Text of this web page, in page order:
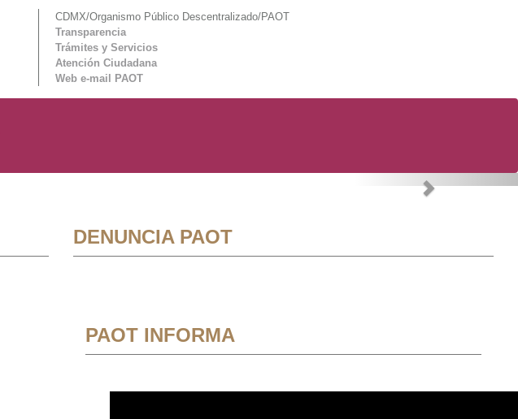
CDMX/Organismo Público Descentralizado/PAOT
Transparencia
Trámites y Servicios
Atención Ciudadana
Web e-mail PAOT
Next
DENUNCIA PAOT
PAOT INFORMA